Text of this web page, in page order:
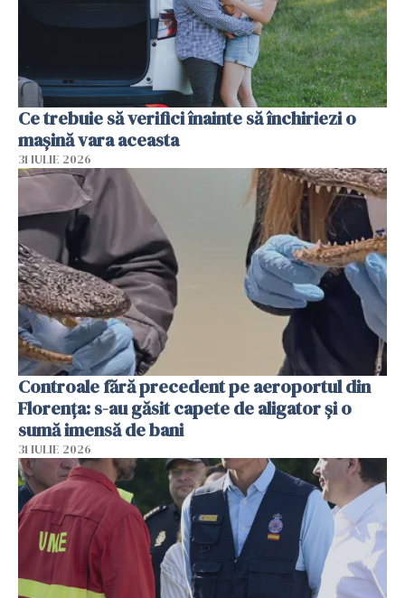
Ce trebuie să verifici înainte să închiriezi o
mașină vara aceasta
31 IULIE 2026
Controale fără precedent pe aeroportul din
Florența: s-au găsit capete de aligator și o
sumă imensă de bani
31 IULIE 2026